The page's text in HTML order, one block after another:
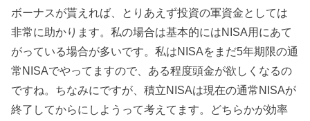
ボーナスが貰えれば、とりあえず投資の軍資金としては
非常に助かります。私の場合は基本的にはNISA用にあて
がっている場合が多いです。私はNISAをまだ5年期限の通
常NISAでやってますので、ある程度頭金が欲しくなるの
ですね。ちなみにですが、積立NISAは現在の通常NISAが
終了してからにしようって考えてます。どちらかが効率